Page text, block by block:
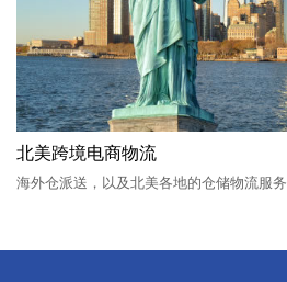
北美跨境电商物流
海外仓派送，以及北美各地的仓储物流服务